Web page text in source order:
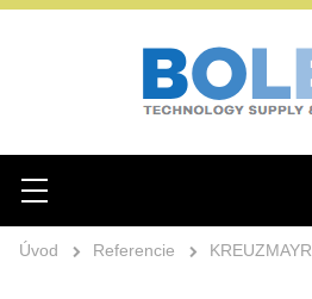
Hľadať
Menu
Úvod Referencie KREUZMAYR